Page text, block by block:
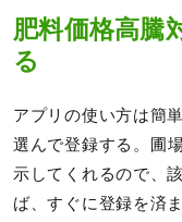
肥料価格高騰
る
アプリの使い方は簡
選んで登録する。圃
示してくれるので、
ば、すぐに登録を済